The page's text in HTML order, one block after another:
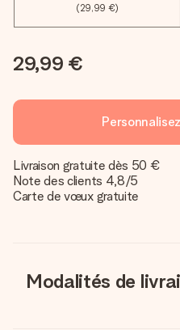
(29,99 €)
29,99 €
Livraison gratuite dès 50 €
Note des clients 4,8/5
Carte de vœux gratuite
Modalités de